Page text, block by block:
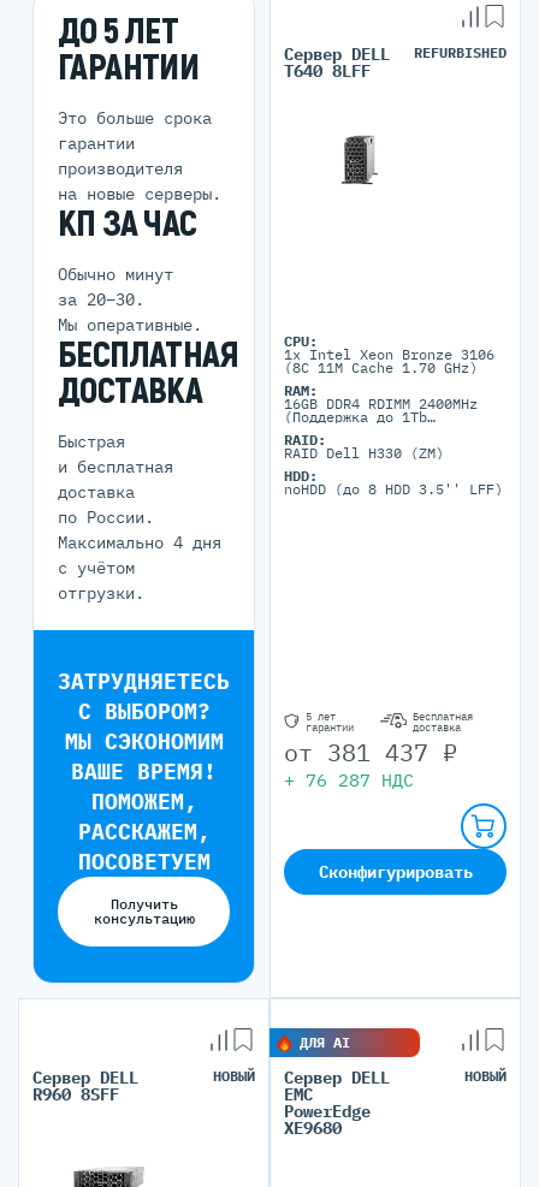
ДО 5 ЛЕТ
ГАРАНТИИ
Это больше срока
гарантии
производителя
на новые серверы.
КП ЗА ЧАС
Обычно минут
за 20–30.
Мы оперативные.
БЕСПЛАТНАЯ
ДОСТАВКА
Быстрая
и бесплатная
доставка
по России.
Максимально 4 дня
с учётом
отгрузки.
ЗАТРУДНЯЕТЕСЬ
С ВЫБОРОМ?
МЫ СЭКОНОМИМ
ВАШЕ ВРЕМЯ!
ПОМОЖЕМ,
РАССКАЖЕМ,
ПОСОВЕТУЕМ
Получить
консультацию
Сервер DELL
T640 8LFF
REFURBISHED
CPU:
1x Intel Xeon Bronze 3106
(8C 11M Cache 1.70 GHz)
RAM:
16GB DDR4 RDIMM 2400MHz
(Поддержка до 1Tb
портов)
RAID:
RAID Dell H330 (ZM)
HDD:
noHDD (до 8 HDD 3.5'' LFF)
5 лет
гарантии
Бесплатная
доставка
от 381 437 ₽
+ 76 287 НДС
Сконфигурировать
Сервер DELL
R960 8SFF
НОВЫЙ
ДЛЯ AI
Сервер DELL
EMC
PowerEdge
XE9680
НОВЫЙ